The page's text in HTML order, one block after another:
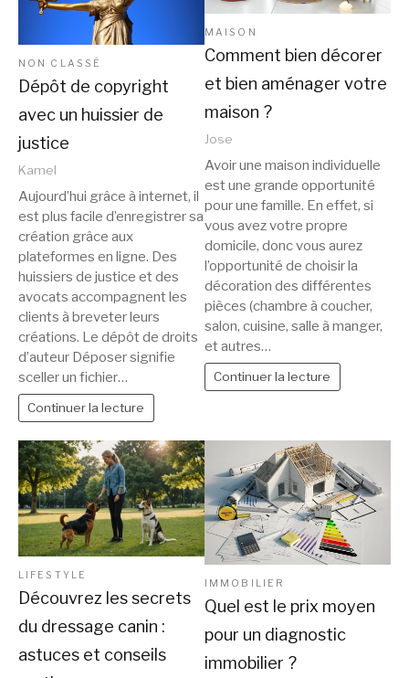
NON CLASSÉ
Dépôt de copyright
avec un huissier de
justice
Kamel
Aujourd’hui grâce à internet, il
est plus facile d’enregistrer sa
création grâce aux
plateformes en ligne. Des
huissiers de justice et des
avocats accompagnent les
clients à breveter leurs
créations. Le dépôt de droits
d’auteur Déposer signifie
sceller un fichier…
Continuer la lecture
MAISON
Comment bien décorer
et bien aménager votre
maison ?
Jose
Avoir une maison individuelle
est une grande opportunité
pour une famille. En effet, si
vous avez votre propre
domicile, donc vous aurez
l’opportunité de choisir la
décoration des différentes
pièces (chambre à coucher,
salon, cuisine, salle à manger,
et autres…
Continuer la lecture
LIFESTYLE
Découvrez les secrets
du dressage canin :
astuces et conseils
IMMOBILIER
Quel est le prix moyen
pour un diagnostic
immobilier ?